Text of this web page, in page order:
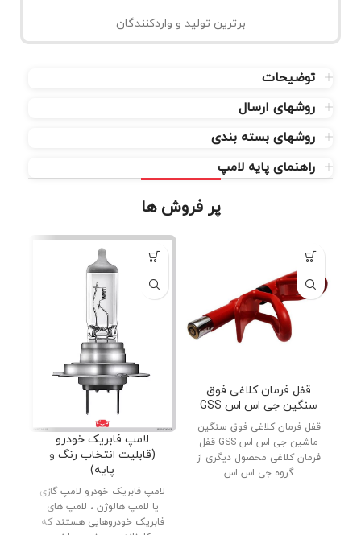
برترین تولید و واردکنندگان
توضیحات
روشهای ارسال
روشهای بسته بندی
راهنمای پایه لامپ
پر فروش ها
قفل فرمان کلاغی فوق
سنگین جی اس اس GSS
قفل فرمان کلاغی فوق سنگین
ماشین جی اس اس GSS قفل
فرمان کلاغی محصول دیگری از
گروه جی اس اس
لامپ فابریک خودرو
(قابلیت انتخاب رنگ و
پایه)
لامپ فابریک خودرو لامپ گازی
یا لامپ هالوژن ، لامپ های
فابریک خودروهایی هستند که